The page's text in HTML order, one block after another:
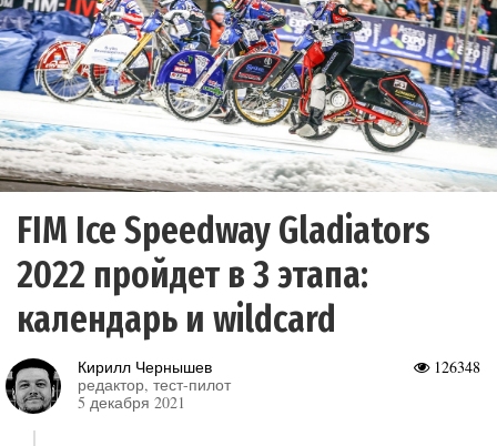
FIM Ice Speedway Gladiators
2022 пройдет в 3 этапа:
календарь и wildcard
126348
Кирилл Чернышев
редактор, тест-пилот
5 декабря 2021